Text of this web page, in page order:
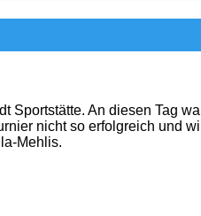
An diesen Tag
nicht so erfolgreich und
Mehlis.